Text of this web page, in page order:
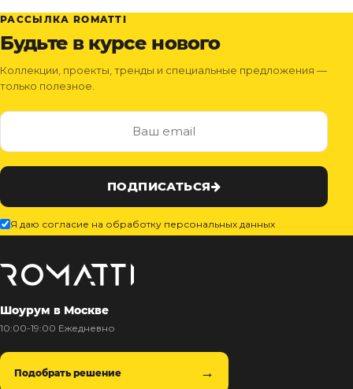
РАССЫЛКА ROMATTI
Будьте в курсе нового
Коллекции, проекты, тренды и специальные предложения —
только полезное.
ПОДПИСАТЬСЯ
Я даю согласие на обработку персональных данных
Шоурум в Москве
10:00-19:00 Ежедневно
Подобрать решение